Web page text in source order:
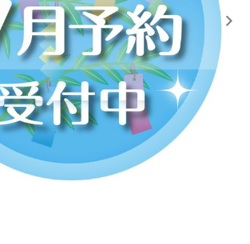
プセル
文具
ルトイ